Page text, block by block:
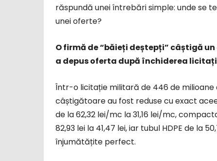
răspundă unei întrebări simple: unde se
unei oferte?
O firmă de “băieți deștepți” câștigă
a depus oferta după închiderea
Într-o licitație militară de 446 de
câștigătoare au fost reduse cu exact
de la 62,32 lei/mc la 31,16 lei/mc,
82,93 lei la 41,47 lei, iar tubul HDPE de la
înjumătățite perfect.